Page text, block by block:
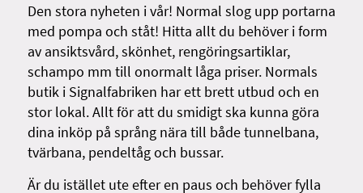
Den stora nyheten i vår! Normal slog upp portarna
med pompa och ståt! Hitta allt du behöver i form
av ansiktsvård, skönhet, rengöringsartiklar,
schampo mm till onormalt låga priser. Normals
butik i Signalfabriken har ett brett utbud och en
stor lokal. Allt för att du smidigt ska kunna göra
dina inköp på språng nära till både tunnelbana,
tvärbana, pendeltåg och bussar.
Är du istället ute efter en paus och behöver fylla